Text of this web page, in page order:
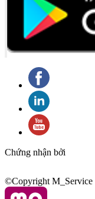
Chứng nhận bởi
©Copyright M_Service